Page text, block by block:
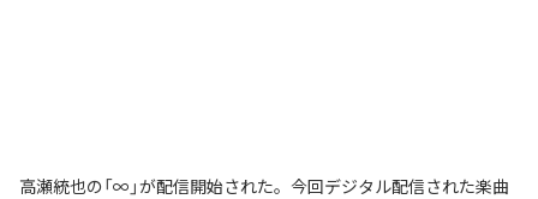
高瀬統也の「∞」が配信開始された。今回デジタル配信された楽曲